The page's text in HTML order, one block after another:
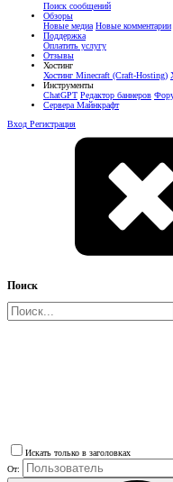
Поиск сообщений
Обзоры
Новые медиа Новые комментарии
Поддержка
Оплатить услугу
Отзывы
Хостинг
Хостинг Minecraft (Craft-Hosting)
Инструменты
ChatGPT Редактор баннеров
Сервера Майнкрафт
Вход Регистрация
Поиск
Искать только в заголовках
От: